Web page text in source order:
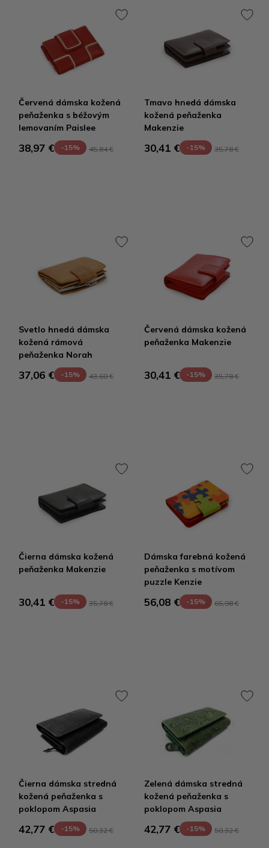
Červená dámska kožená
peňaženka s béžovým
lemovaním Paislee
38,97 € -15% 45,84 €
Tmavo hnedá dámska
kožená peňaženka
Makenzie
30,41 € -15% 35,78 €
Svetlo hnedá dámska
kožená rámová
peňaženka Norah
37,06 € -15% 43,60 €
Červená dámska kožená
peňaženka Makenzie
30,41 € -15% 35,78 €
Čierna dámska kožená
peňaženka Makenzie
30,41 € -15% 35,78 €
Dámska farebná kožená
peňaženka s motívom
puzzle Kenzie
56,08 € -15% 65,98 €
Čierna dámska stredná
kožená peňaženka s
poklopom Aspasia
42,77 € -15% 50,32 €
Zelená dámska stredná
kožená peňaženka s
poklopom Aspasia
42,77 € -15% 50,32 €